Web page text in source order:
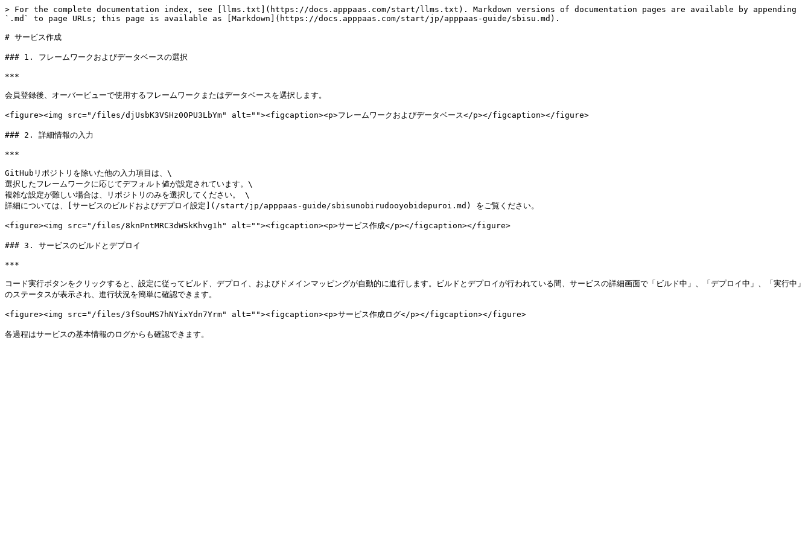
> For the complete documentation index, see [llms.txt](https://docs.apppaas.com/start/llms.txt). Markdown versions of documentation pages are available by appending
`.md` to page URLs; this page is available as [Markdown](https://docs.apppaas.com/start/jp/apppaas-guide/sbisu.md).
# サービス作成
### 1. フレームワークおよびデータベースの選択
***
会員登録後、オーバービューで使用するフレームワークまたはデータベースを選択します。
<figure><img src="/files/djUsbK3VSHz0OPU3LbYm" alt=""><figcaption><p>フレームワークおよびデータベース</p></figcaption></figure>
### 2. 詳細情報の入力
***
GitHubリポジトリを除いた他の入力項目は、\
選択したフレームワークに応じてデフォルト値が設定されています。\
複雑な設定が難しい場合は、リポジトリのみを選択してください。 \
詳細については、[サービスのビルドおよびデプロイ設定](/start/jp/apppaas-guide/sbisunobirudooyobidepuroi.md) をご覧ください。
<figure><img src="/files/8knPntMRC3dWSkKhvg1h" alt=""><figcaption><p>サービス作成</p></figcaption></figure>
### 3. サービスのビルドとデプロイ
***
コード実行ボタンをクリックすると、設定に従ってビルド、デプロイ、およびドメインマッピングが自動的に進行します。ビルドとデプロイが行われている間、サービスの詳細画面で「ビルド中」、「デプロイ中」、「実行中」
のステータスが表示され、進行状況を簡単に確認できます。
<figure><img src="/files/3fSouMS7hNYixYdn7Yrm" alt=""><figcaption><p>サービス作成ログ</p></figcaption></figure>